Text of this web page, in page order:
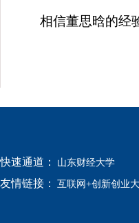
相信董思晗的经
快速通道： 山东财经大学
友情链接： 互联网+创新创业